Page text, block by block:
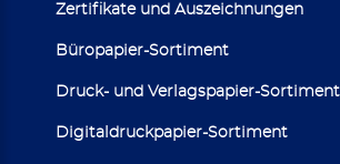
Zertifikate und Auszeichnungen
Büropapier-Sortiment
Druck- und Verlagspapier-Sortiment
Digitaldruckpapier-Sortiment